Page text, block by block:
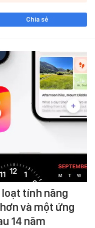
Chia sẻ
loạt tính năng
và một ứng
14 năm